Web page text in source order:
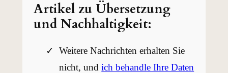
Artikel zu Übersetzung
und Nachhaltigkeit:
Weitere Nachrichten erhalten Sie
nicht, undich behandle Ihre Daten